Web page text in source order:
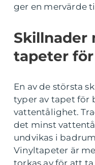
ger en mervärde
Skillnader
tapeter
En av de största
typer av tapet för
vattentålighet.
det minst
undvikas i
Vinyltapeter är